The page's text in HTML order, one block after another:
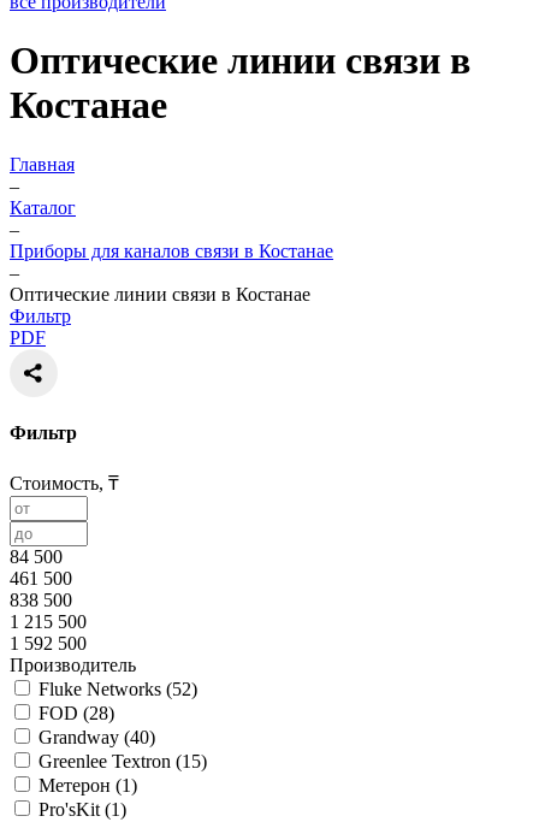
Оптические линии связи в
Костанае
Главная
–
Каталог
–
Приборы для каналов связи в Костанае
–
Оптические линии связи в Костанае
Фильтр
PDF
Фильтр
Стоимость, ₸
84 500
461 500
838 500
1 215 500
1 592 500
Производитель
Fluke Networks (52)
FOD (28)
Grandway (40)
Greenlee Textron (15)
Метерон (1)
Pro'sKit (1)